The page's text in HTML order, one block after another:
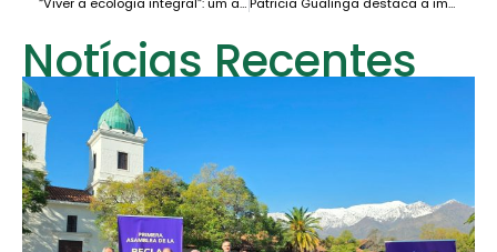
Notícias Recentes